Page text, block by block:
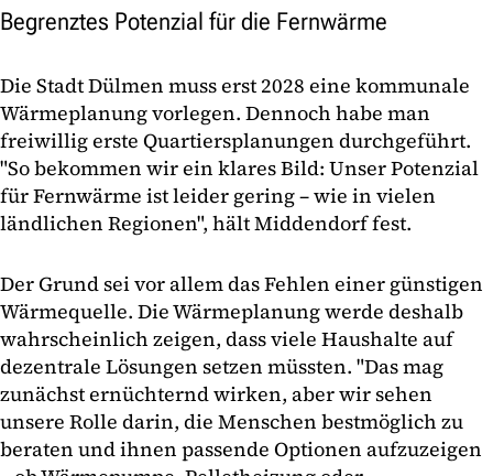
Begrenztes Potenzial für die Fernwärme
Die Stadt Dülmen muss erst 2028 eine kommunale
Wärmeplanung vorlegen. Dennoch habe man
freiwillig erste Quartiersplanungen durchgeführt.
"So bekommen wir ein klares Bild: Unser Potenzial
für Fernwärme ist leider gering – wie in vielen
ländlichen Regionen", hält Middendorf fest.
Der Grund sei vor allem das Fehlen einer günstigen
Wärmequelle. Die Wärmeplanung werde deshalb
wahrscheinlich zeigen, dass viele Haushalte auf
dezentrale Lösungen setzen müssten. "Das mag
zunächst ernüchternd wirken, aber wir sehen
unsere Rolle darin, die Menschen bestmöglich zu
beraten und ihnen passende Optionen aufzuzeigen